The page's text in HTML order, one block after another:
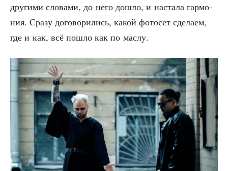
дру­ги­ми сло­ва­ми, до него дошло, и наста­ла гар­мо­
ния. Сра­зу дого­во­ри­лись, какой фото­сет сде­ла­ем,
где и как, всё пошло как по маслу.